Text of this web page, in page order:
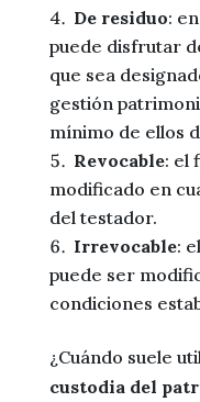
De residuo:
puede disfrutar
que sea
gestión
mínimo de ellos
Revocable: el
modificado en
del testador.
Irrevocable:
puede ser
condiciones
¿Cuándo suele
custodia del